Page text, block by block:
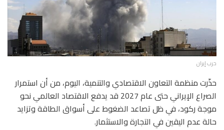
حرب إيران
حذّرت منظمة التعاون الاقتصادي والتنمية، اليوم، من أن استمرار
الصراع الإيراني حتى عام 2027 قد يدفع الاقتصاد العالمي نحو
موجة ركود، في ظل تصاعد الضغوط على أسواق الطاقة وتزايد
حالة عدم اليقين في التجارة والاستثمار.